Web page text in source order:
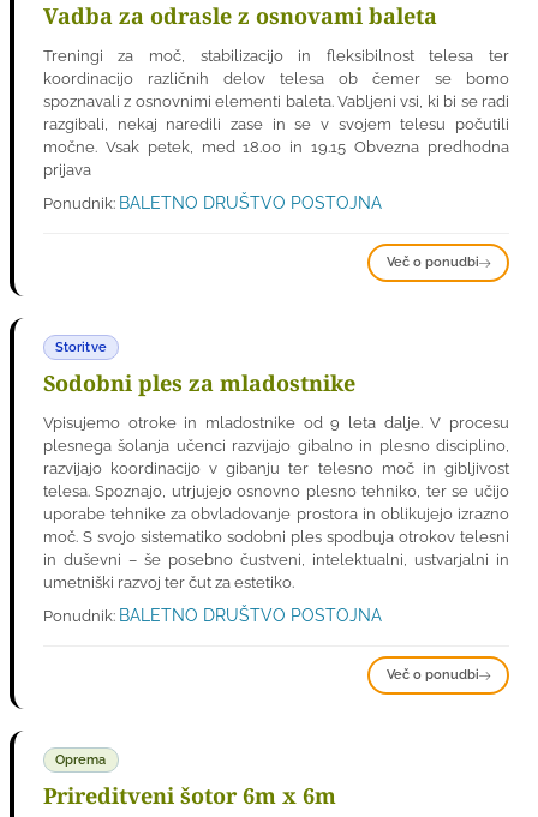
Vadba za odrasle z osnovami baleta
Treningi za moč, stabilizacijo in fleksibilnost telesa ter
koordinacijo različnih delov telesa ob čemer se bomo
spoznavali z osnovnimi elementi baleta. Vabljeni vsi, ki bi se radi
razgibali, nekaj naredili zase in se v svojem telesu počutili
močne. Vsak petek, med 18.00 in 19.15 Obvezna predhodna
prijava
Ponudnik: BALETNO DRUŠTVO POSTOJNA
Več o ponudbi
Storitve
Sodobni ples za mladostnike
Vpisujemo otroke in mladostnike od 9 leta dalje. V procesu
plesnega šolanja učenci razvijajo gibalno in plesno disciplino,
razvijajo koordinacijo v gibanju ter telesno moč in gibljivost
telesa. Spoznajo, utrjujejo osnovno plesno tehniko, ter se učijo
uporabe tehnike za obvladovanje prostora in oblikujejo izrazno
moč. S svojo sistematiko sodobni ples spodbuja otrokov telesni
in duševni – še posebno čustveni, intelektualni, ustvarjalni in
umetniški razvoj ter čut za estetiko.
Ponudnik: BALETNO DRUŠTVO POSTOJNA
Več o ponudbi
Oprema
Prireditveni šotor 6m x 6m